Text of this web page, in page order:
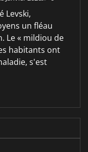
Levski,
un fléau
Le « mildiou de
habitants ont
s'est